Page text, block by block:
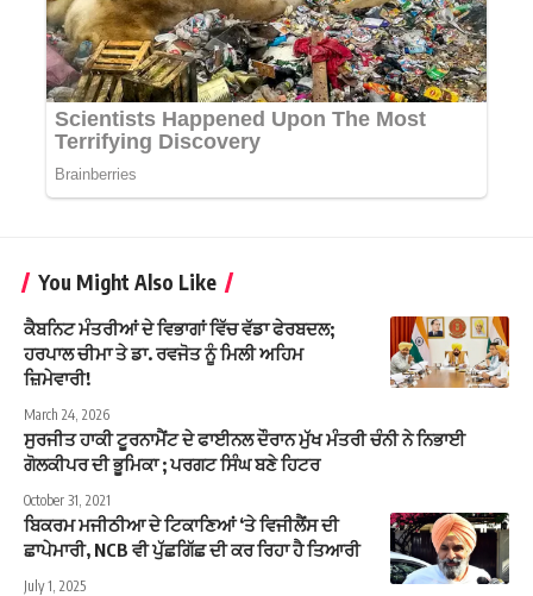
You Might Also Like
ਕੈਬਨਿਟ ਮੰਤਰੀਆਂ ਦੇ ਵਿਭਾਗਾਂ ਵਿੱਚ ਵੱਡਾ ਫੇਰਬਦਲ;
ਹਰਪਾਲ ਚੀਮਾ ਤੇ ਡਾ. ਰਵਜੋਤ ਨੂੰ ਮਿਲੀ ਅਹਿਮ
ਜ਼ਿਮੇਵਾਰੀ!
March 24, 2026
ਸੁਰਜੀਤ ਹਾਕੀ ਟੂਰਨਾਮੈਂਟ ਦੇ ਫਾਈਨਲ ਦੌਰਾਨ ਮੁੱਖ ਮੰਤਰੀ ਚੰਨੀ ਨੇ ਨਿਭਾਈ
ਗੋਲਕੀਪਰ ਦੀ ਭੂਮਿਕਾ ; ਪਰਗਟ ਸਿੰਘ ਬਣੇ ਹਿਟਰ
October 31, 2021
ਬਿਕਰਮ ਮਜੀਠੀਆ ਦੇ ਟਿਕਾਣਿਆਂ ‘ਤੇ ਵਿਜੀਲੈਂਸ ਦੀ
ਛਾਪੇਮਾਰੀ, NCB ਵੀ ਪੁੱਛਗਿੱਛ ਦੀ ਕਰ ਰਿਹਾ ਹੈ ਤਿਆਰੀ
July 1, 2025